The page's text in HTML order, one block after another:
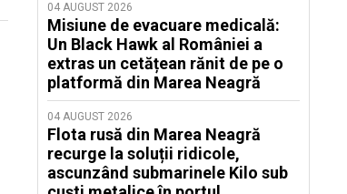
04 AUGUST 2026
Misiune de evacuare medicală:
Un Black Hawk al României a
extras un cetățean rănit de pe o
platformă din Marea Neagră
04 AUGUST 2026
Flota rusă din Marea Neagră
recurge la soluții ridicole,
ascunzând submarinele Kilo sub